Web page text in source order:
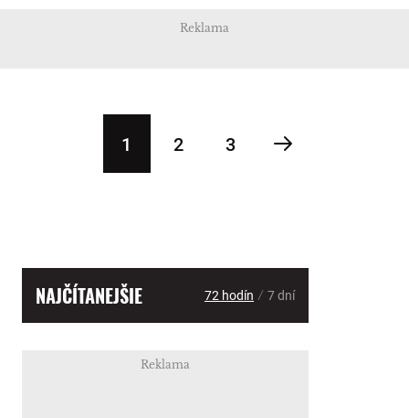
Reklama
1 2 3
NAJČÍTANEJŠIE 72 hodín / 7 dní
Reklama